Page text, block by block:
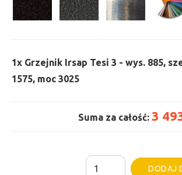
1x Grzejnik Irsap Tesi 3 - wys. 885,
1575, moc 3025
Suma za całość: 3
ilość
DODAJ